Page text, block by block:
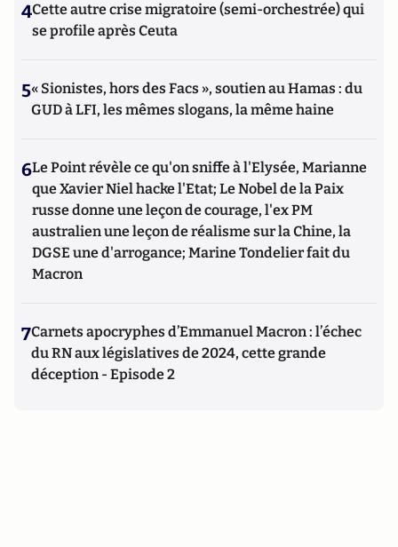
4Cette autre crise migratoire (semi-orchestrée) qui
se profile après Ceuta
5« Sionistes, hors des Facs », soutien au Hamas : du
GUD à LFI, les mêmes slogans, la même haine
6Le Point révèle ce qu'on sniffe à l'Elysée, Marianne
que Xavier Niel hacke l'Etat; Le Nobel de la Paix
russe donne une leçon de courage, l'ex PM
australien une leçon de réalisme sur la Chine, la
DGSE une d'arrogance; Marine Tondelier fait du
Macron
7Carnets apocryphes d’Emmanuel Macron : l’échec
du RN aux législatives de 2024, cette grande
déception - Episode 2